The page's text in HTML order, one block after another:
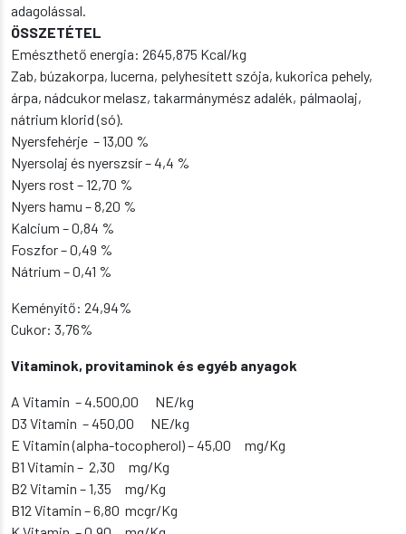
adagolással.
ÖSSZETÉTEL
Emészthető energia: 2645,875 Kcal/kg
Zab, búzakorpa, lucerna, pelyhesített szója, kukorica pehely,
árpa, nádcukor melasz, takarmánymész adalék, pálmaolaj,
nátrium klorid (só).
Nyersfehérje – 13,00 %
Nyersolaj és nyerszsír – 4,4 %
Nyers rost – 12,70 %
Nyers hamu – 8,20 %
Kalcium – 0,84 %
Foszfor – 0,49 %
Nátrium – 0,41 %
Keményítő: 24,94%
Cukor: 3,76%
Vitaminok, provitaminok és egyéb anyagok
A Vitamin – 4.500,00 NE/kg
D3 Vitamin – 450,00 NE/kg
E Vitamin (alpha-tocopherol) – 45,00 mg/Kg
B1 Vitamin – 2,30 mg/Kg
B2 Vitamin – 1,35 mg/Kg
B12 Vitamin – 6,80 mcgr/Kg